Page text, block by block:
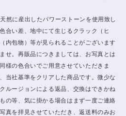
然に産出したパワーストーンを使用致し
合い差、地中にて生じるクラック（ヒ
内包物）等が見られることがございます
せ。再販品につきましては、お写真とは
様の色合いでご用意させていただきま
当社基準をクリアした商品です。微少な
ルージョンによる返品、交換はできかね
の等、気に掛かる場合はまず一度ご連絡
真を拝見させていただき、返送料のみお